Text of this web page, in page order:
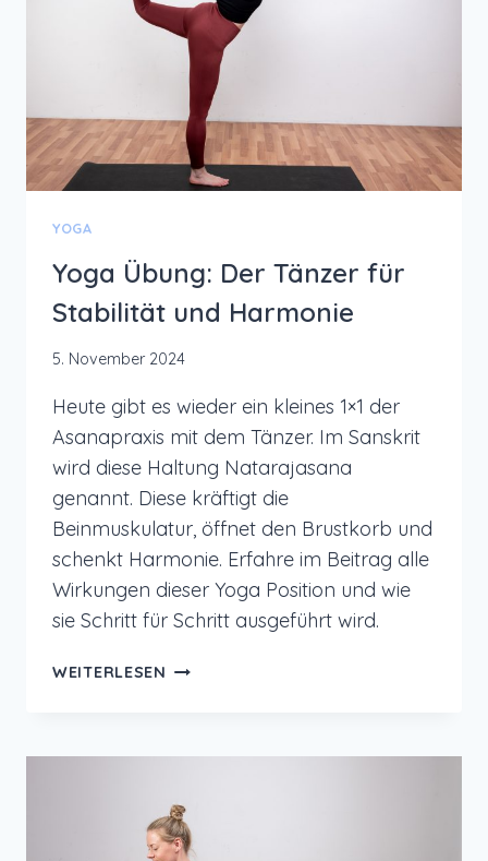
UND
GUTE
LAUNE
YOGA
Yoga Übung: Der Tänzer für
Stabilität und Harmonie
5. November 2024
Heute gibt es wieder ein kleines 1×1 der
Asanapraxis mit dem Tänzer. Im Sanskrit
wird diese Haltung Natarajasana
genannt. Diese kräftigt die
Beinmuskulatur, öffnet den Brustkorb und
schenkt Harmonie. Erfahre im Beitrag alle
Wirkungen dieser Yoga Position und wie
sie Schritt für Schritt ausgeführt wird.
WEITERLESEN YOGA
UND
HARMONIE